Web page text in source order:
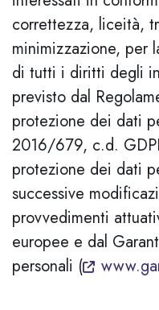
correttezza, liceità,
minimizzazione, per
di tutti i diritti degli
previsto dal
protezione dei dati
2016/679, c.d.
protezione dei dati
successive
provvedimenti
europee e dal
personali (